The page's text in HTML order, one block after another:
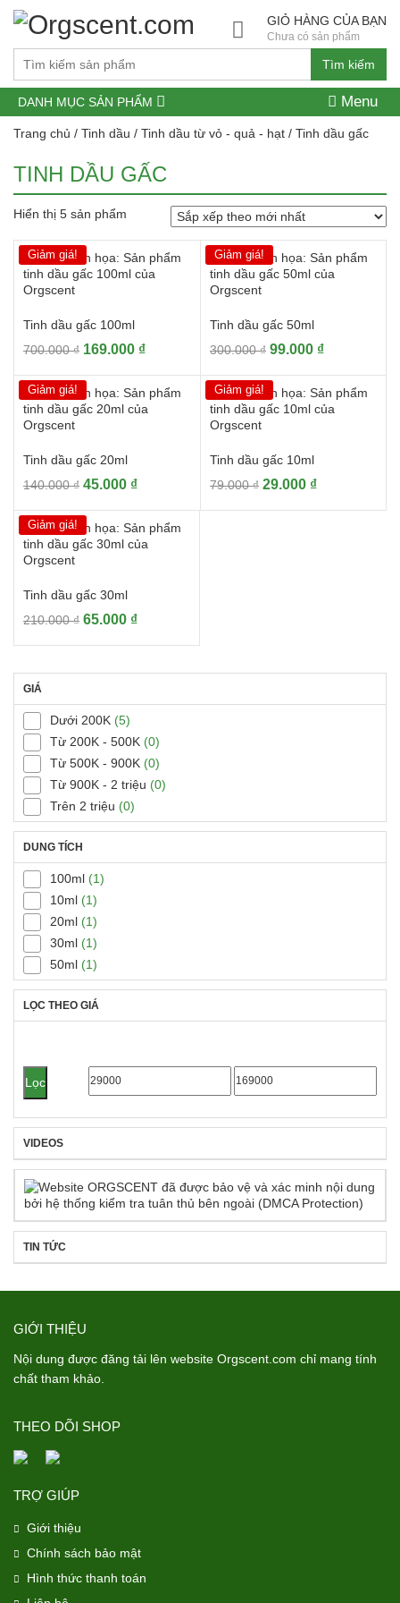
Tìm kiếm
GIỎ HÀNG CỦA BẠN
Chưa có sản phẩm
DANH MỤC SẢN PHẨM Menu
Trang chủ / Tinh dầu / Tinh dầu từ vỏ - quả - hạt / Tinh dầu gấc
TINH DẦU GẤC
Hiển thị 5 sản phẩm
Giảm giá!
Tinh dầu gấc 100ml
700.000₫ Giá
là:
700.000 ₫.
169.000 ₫Giá
tại
là:
169.000 ₫.
Giảm giá!
Tinh dầu gấc 50ml
300.000₫ Giá
là:
300.000 ₫.
99.000 ₫Giá
là:
Giảm giá!
Tinh dầu gấc 20ml
140.000₫ Giá
là:
140.000 ₫.
45.000 ₫Giá
là:
Giảm giá!
Tinh dầu gấc 10ml
79.000₫ Giá
29.000 ₫Giá
Giảm giá!
Tinh dầu gấc 30ml
210.000₫ Giá
210.000 ₫.
65.000 ₫Giá
là:
GIÁ
Dưới 200K (5)
Từ 200K - 500K (0)
Từ 500K - 900K (0)
Từ 900K - 2 triệu (0)
Trên 2 triệu (0)
DUNG TÍCH
100ml (1)
10ml (1)
20ml (1)
30ml (1)
50ml (1)
LỌC THEO GIÁ
Giá
thiểu
Giá
đa
Lọc
VIDEOS
TIN TỨC
GIỚI THIỆU
Nội dung được đăng tải lên website Orgscent.com chỉ mang tính
chất tham khảo.
THEO DÕI SHOP
TRỢ GIÚP
Giới thiệu
Chính sách bảo mật
Hình thức thanh toán